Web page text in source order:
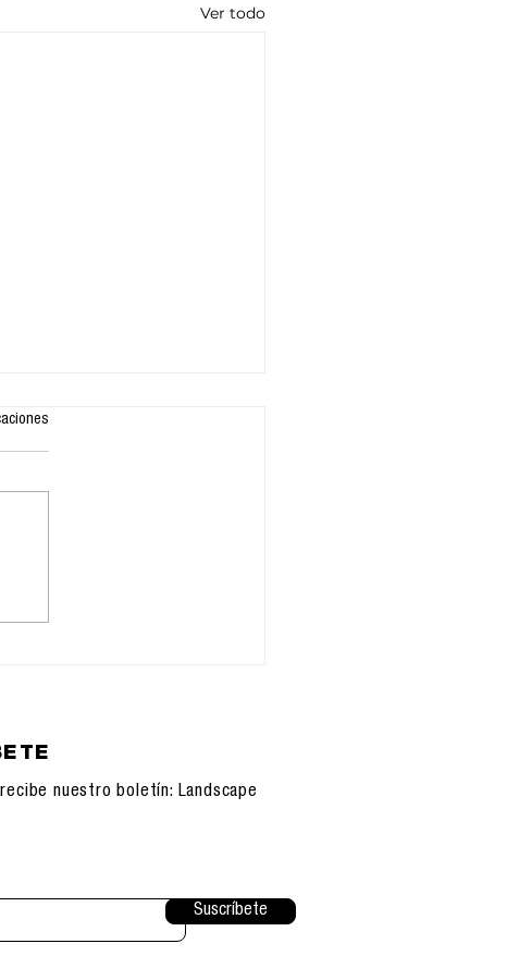
Ver todo
nuestro boletín: Landscape
Suscríbete